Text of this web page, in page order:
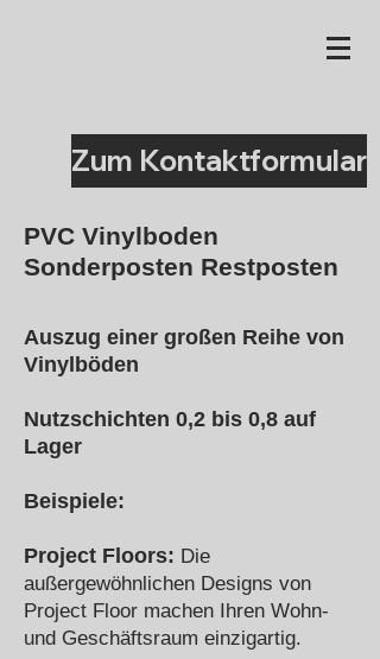
Zum Kontaktformular
PVC Vinylboden
Sonderposten Restposten
Auszug einer großen Reihe von
Vinylböden
Nutzschichten 0,2 bis 0,8 auf
Lager
Beispiele:
Project Floors: Die
außergewöhnlichen Designs von
Project Floor machen Ihren Wohn-
und Geschäftsraum einzigartig.